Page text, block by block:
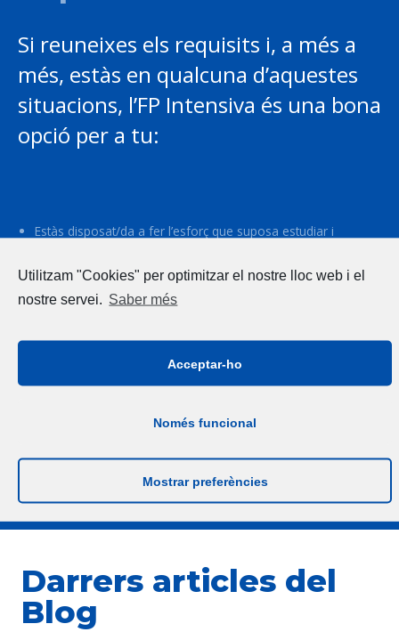
Si reuneixes els requisits i, a més a
més, estàs en qualcuna d’aquestes
situacions, l’FP Intensiva és una bona
opció per a tu:
Estàs disposat/da a fer l’esforç que suposa estudiar i
Vols obtenir una titulació i al mateix temps experiència
laboral.
però no tens titulació que ho acrediti.
Coneixes una empresa que està interessada en tenir-te com
a alumne-treballador i acordes amb ella fer la l’FP Intensiva
MÉS INFORMACIÓ
Darrers articles del
Blog
Utilitzam "Cookies" per optimitzar el nostre lloc web i el
nostre servei. Saber més
Acceptar-ho
Només funcional
Mostrar preferències